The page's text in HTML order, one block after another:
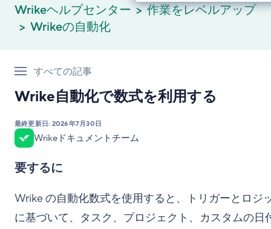
Wrikeヘルプセンター
作業をレベルアップ
Wrikeの自動化
すべての記事
Wrike自動化で数式を利用する
最終更新日: 2026年7月30日
Wrikeドキュメントチーム
要するに
Wrike の自動化数式を使用すると、トリガーとロジ
に基づいて、タスク、プロジェクト、カスタムの日